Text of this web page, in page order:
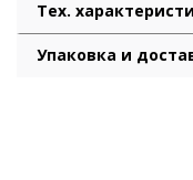
Тех.
Упаковка и